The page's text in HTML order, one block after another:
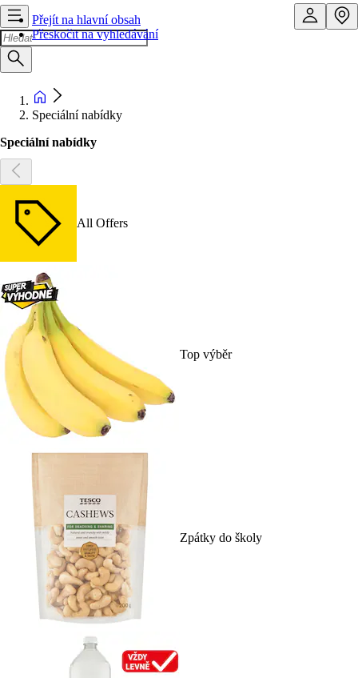
Přejít na hlavní obsah
Přeskočit na vyhledávání
Speciální nabídky
Speciální nabídky
All Offers
Top výběr
Zpátky do školy